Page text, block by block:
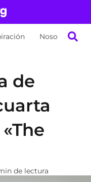
Nosotros
de
de lectura